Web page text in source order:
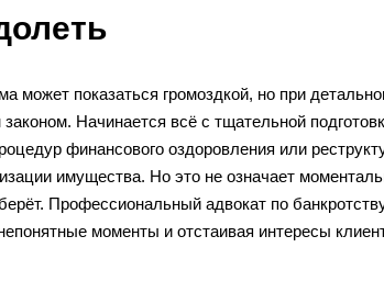
может показаться громоздкой, но при
законом. Начинается всё с тщательной
финансового оздоровления или
имущества. Но это не означает
Профессиональный адвокат по
моменты и отстаивая интересы